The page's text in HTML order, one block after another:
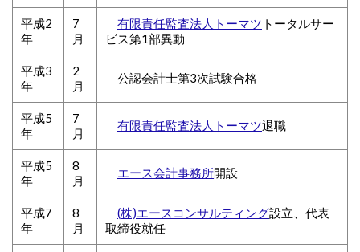
平成2
年
7
月
有限責任監査法人トーマツ トータルサー
ビス第1部異動
平成3
年
2
月
公認会計士第3次試験合格
平成5
年
7
月
有限責任監査法人トーマツ退職
平成5
年
8
月
エース会計事務所開設
平成7
年
8
月
(株)エースコンサルティング設立、代表
取締役就任